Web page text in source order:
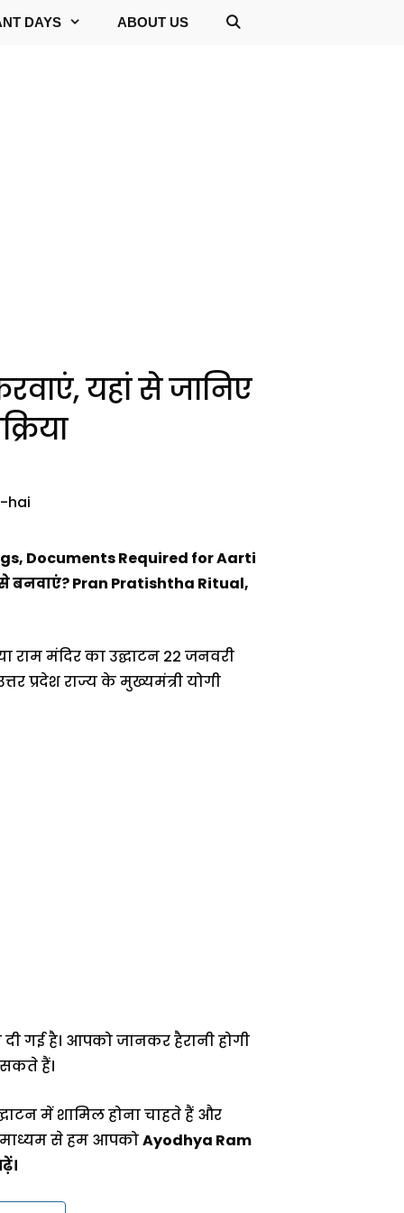
DAYS ABOUT US
यहां से जानिए
Documents Required for Aarti
बनवाएं? Pran Pratishtha Ritual,
राम मंदिर का उद्घाटन 22 जनवरी
प्रदेश राज्य के मुख्यमंत्री योगी
गई है। आपको जानकर हैरानी होगी
हैं।
में शामिल होना चाहते हैं और
से हम आपकोAyodhya Ram